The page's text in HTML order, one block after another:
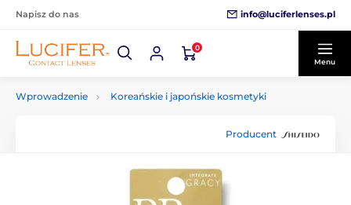
Napisz do nas info@luciferlenses.pl
0
Menu
Wprowadzenie Koreańskie i japońskie kosmetyki
Producent